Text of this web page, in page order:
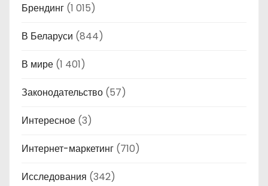
Брендинг (1 015)
В Беларуси (844)
В мире (1 401)
Законодательство (57)
Интересное (3)
Интернет-маркетинг (710)
Исследования (342)